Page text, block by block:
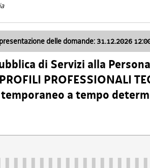
delle domande: 31.12.2026
di Servizi alla
PROFESSIONALI
a tempo